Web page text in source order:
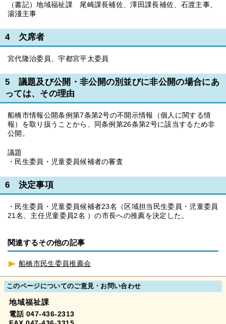
（書記）地域福祉課 尾崎課長補佐、澤田課長補佐、石渡主事、
湯淺主事
4 欠席者
宮代隆治委員、宇都宮平太委員
5 議題及び公開・非公開の別並びに非公開の場合にあ
っては、その理由
船橋市情報公開条例第7条第2号の不開示情報（個人に関する情
報）を取り扱うことから、同条例第26条第2号に該当するため非
公開。
議題
・民生委員・児童委員候補者の審査
6 決定事項
・民生委員・児童委員候補者23名（区域担当民生委員・児童委員
21名、主任児童委員2名 ）の市長への推薦を決定した。
関連するその他の記事
船橋市民生委員推薦会
このページについてのご意見・お問い合わせ
地域福祉課
電話 047-436-2313